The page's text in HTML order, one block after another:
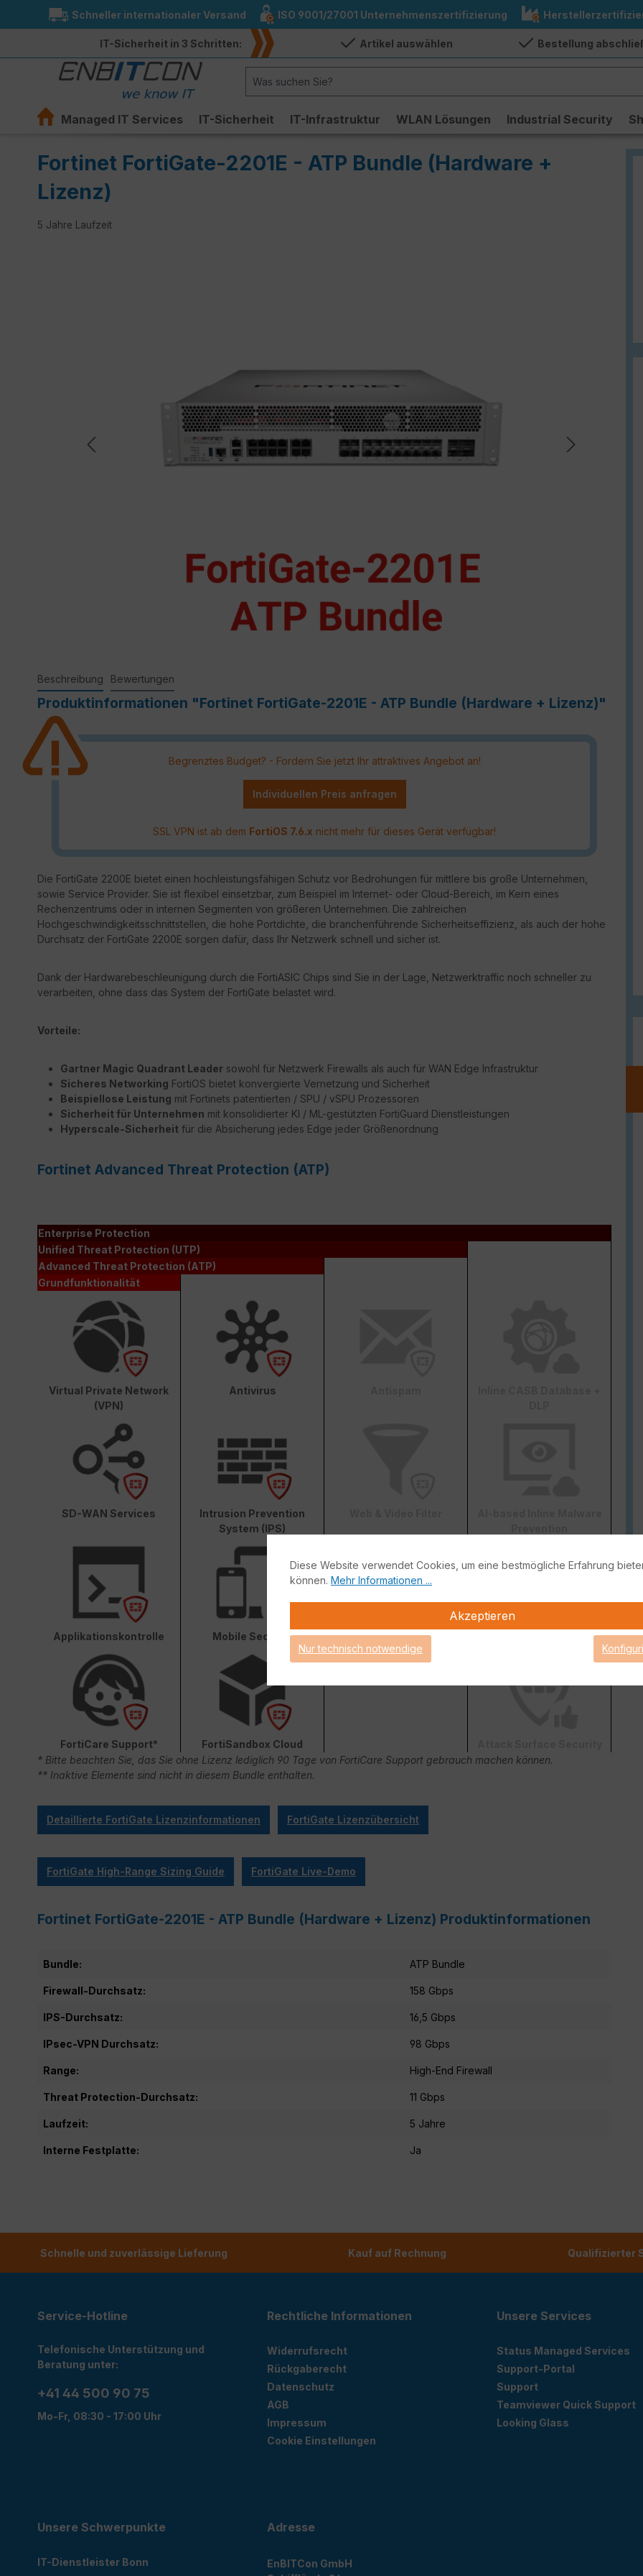
Zur Hauptnavigation springen
Schneller internationaler Versand ISO 9001/27001 Unternehmenszertifizierung
IT-Sicherheit in 3 Schritten: Artikel auswählen Bestellung
Managed IT Services IT-Sicherheit IT-Infrastruktur WLAN Lösungen Industrial Security
Fortinet FortiGate-2201E - ATP Bundle (Hardware +
Lizenz)
5 Jahre Laufzeit
Beschreibung Bewertungen
Produktinformationen "Fortinet FortiGate-2201E - ATP Bundle (Hardware + Lizenz)"
Begrenztes Budget? - Fordern Sie jetzt Ihr attraktives Angebot an!
Individuellen Preis anfragen
SSL VPN ist ab dem FortiOS 7.6.x nicht mehr für dieses Gerät verfügbar!
Die FortiGate 2200E bietet einen hochleistungsfähigen Schutz vor Bedrohungen für mittlere bis große Unternehmen,
sowie Service Provider. Sie ist flexibel einsetzbar, zum Beispiel im Internet- oder Cloud-Bereich, im Kern eines
Rechenzentrums oder in internen Segmenten von größeren Unternehmen. Die zahlreichen
Hochgeschwindigkeitsschnittstellen, die hohe Portdichte, die branchenführende Sicherheitseffizienz, als auch der hohe
Durchsatz der FortiGate 2200E sorgen dafür, dass Ihr Netzwerk schnell und sicher ist.
Dank der Hardwarebeschleunigung durch die FortiASIC Chips sind Sie in der Lage, Netzwerktraffic noch schneller zu
verarbeiten, ohne dass das System der FortiGate belastet wird.
Vorteile:
Gartner Magic Quadrant Leader sowohl für Netzwerk Firewalls als auch für WAN Edge Infrastruktur
Sicheres Networking FortiOS bietet konvergierte Vernetzung und Sicherheit
Beispiellose Leistung mit Fortinets patentierten / SPU / vSPU Prozessoren
Sicherheit für Unternehmen mit konsolidierter KI / ML-gestützten FortiGuard Dienstleistungen
Hyperscale-Sicherheit für die Absicherung jedes Edge jeder Größenordnung
Fortinet Advanced Threat Protection (ATP)
Enterprise Protection
Unified Threat Protection (UTP)
Advanced Threat Protection (ATP)
Grundfunktionalität
Virtual Private Network
(VPN)
Antivirus
SD-WAN Services
Intrusion Prevention
System (IPS)
Applikationskontrolle Mobile Security FortiConverter Service
FortiCare Support* FortiSandbox Cloud
* Bitte beachten Sie, das Sie ohne Lizenz lediglich 90 Tage von FortiCare Support gebrauch machen können.
** Inaktive Elemente sind nicht in diesem Bundle enthalten.
Detaillierte FortiGate Lizenzinformationen FortiGate Lizenzübersicht
FortiGate High-Range Sizing Guide FortiGate Live-Demo
Fortinet FortiGate-2201E - ATP Bundle (Hardware + Lizenz) Produktinformationen
Bundle: ATP Bundle
Firewall-Durchsatz: 158 Gbps
IPS-Durchsatz: 16,5 Gbps
IPsec-VPN Durchsatz: 98 Gbps
Range: High-End Firewall
Threat Protection-Durchsatz: 11 Gbps
Laufzeit: 5 Jahre
Interne Festplatte: Ja
Schnelle und zuverlässige Lieferung Kauf auf Rechnung Qualifizierter
Service-Hotline
Telefonische Unterstützung und
Beratung unter:
+41 44 500 90 75
Mo-Fr, 08:30 - 17:00 Uhr
Rechtliche Informationen
Widerrufsrecht
Rückgaberecht
Datenschutz
AGB
Impressum
Cookie Einstellungen
Unsere Services
Status Managed Services
Support-Portal
Support
Teamviewer Quick Support
Looking Glass
Unsere Schwerpunkte
IT-Dienstleister Bonn
Adresse
EnBITCon GmbH
Diese Website verwendet Cookies, um eine bestmögliche Erfahrung
können. Mehr Informationen ...
Akzeptieren
Nur technisch notwendige